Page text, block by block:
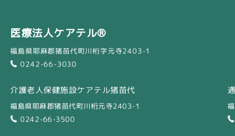
医療法人ケアテル®
福島県耶麻郡猪苗代町川桁字元寺2403-1
0242-66-3030
介護老人保健施設ケアテル猪苗代
福島県耶麻郡猪苗代町川桁元寺2403-1
0242-66-3500